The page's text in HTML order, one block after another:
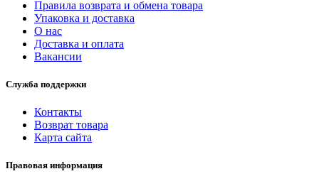
Правила возврата и обмена товара
Упаковка и доставка
О нас
Доставка и оплата
Вакансии
Служба поддержки
Контакты
Возврат товара
Карта сайта
Правовая информация